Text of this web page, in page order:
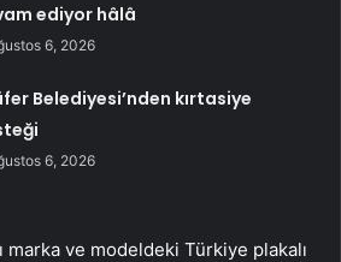
ediyor hâlâ
6, 2026
Belediyesi’nden kırtasiye
6, 2026
marka ve modeldeki Türkiye plakalı